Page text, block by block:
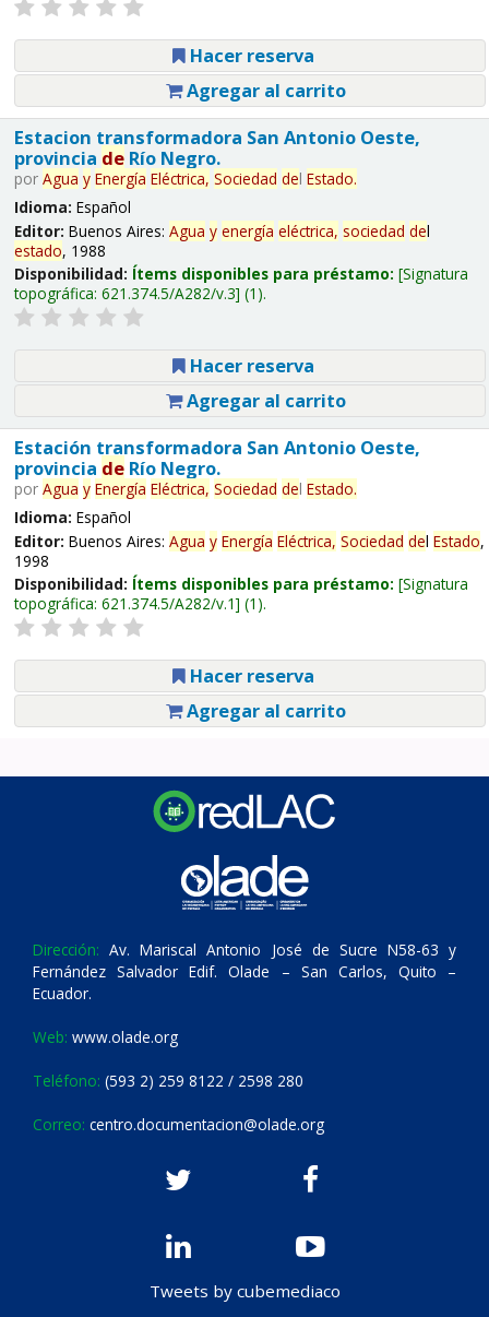
Hacer reserva
Agregar al carrito
Estacion transformadora San Antonio Oeste,
provincia deRío Negro.
por Agua y Energía Eléctrica, Sociedad del Estado.
Idioma: Español
Editor: Buenos Aires: Agua y energía eléctrica, sociedad del
estado, 1988
Disponibilidad: Ítems disponibles para préstamo: Signatura
topográfica: 621.374.5/A282/v.3 (1).
Hacer reserva
Agregar al carrito
Estación transformadora San Antonio Oeste,
provincia deRío Negro.
por Agua y Energía Eléctrica, Sociedad del Estado.
Idioma: Español
Editor: Buenos Aires: Agua y Energía Eléctrica, Sociedad del Estado,
1998
Disponibilidad: Ítems disponibles para préstamo: Signatura
topográfica: 621.374.5/A282/v.1 (1).
Hacer reserva
Agregar al carrito
Dirección: Av. Mariscal Antonio José de Sucre N58-63 y
Fernández Salvador Edif. Olade – San Carlos, Quito –
Ecuador.
Web: www.olade.org
Teléfono: (593 2) 259 8122 / 2598 280
Correo: centro.documentacion@olade.org
Tweets by cubemediaco